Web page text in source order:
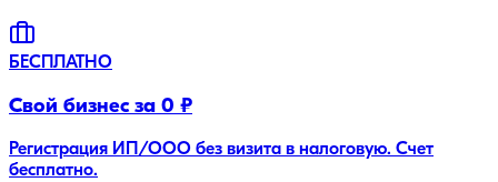
БЕСПЛАТНО
Свой бизнес за 0 ₽
Регистрация ИП/ООО без визита в налоговую. Счет
бесплатно.